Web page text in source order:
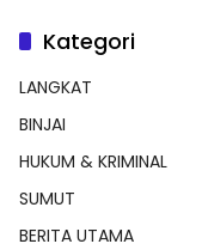
Kategori
LANGKAT
BINJAI
HUKUM & KRIMINAL
SUMUT
BERITA UTAMA